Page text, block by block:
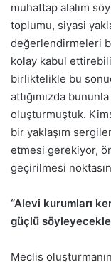
muhattap alalım
toplumu, siyasi
değerlendirmeleri
kolay kabul
birliktelikle bu
attığımızda
oluşturmuştuk.
bir yaklaşım
etmesi gerekiyor,
geçirilmesi
“Alevi kurumları
güçlü
Meclis